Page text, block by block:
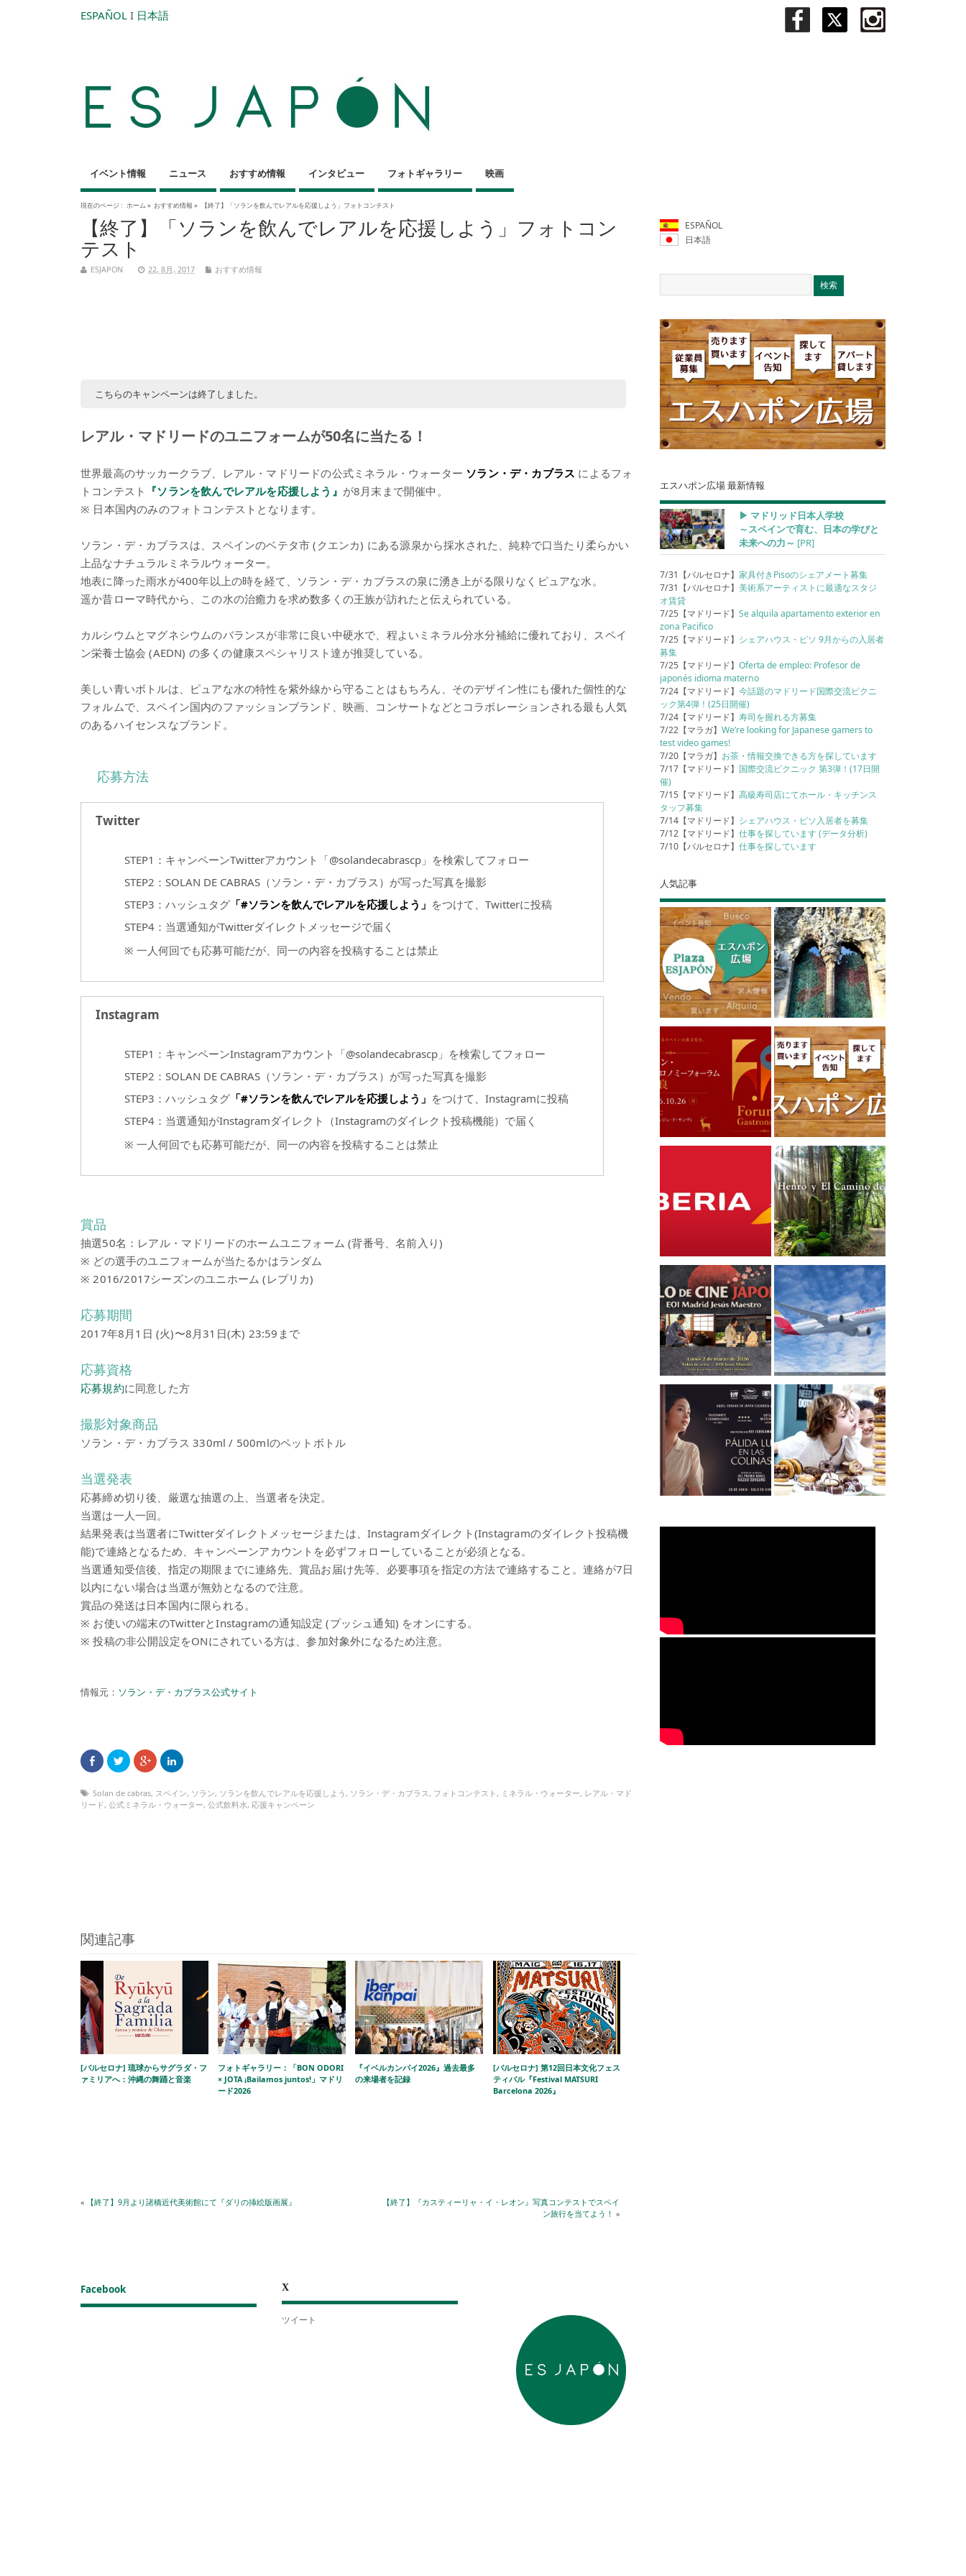
ESPAÑOL I 日本語
イベント情報 ニュース おすすめ情報 インタビュー フォトギャラリー 映画
現在のページ : ホーム » おすすめ情報 » 【終了】「ソランを飲んでレアルを応援しよう」フォトコンテスト
【終了】「ソランを飲んでレアルを応援しよう」フォトコン
テスト
ESJAPON 22, 8月, 2017 おすすめ情報
こちらのキャンペーンは終了しました。
レアル・マドリードのユニフォームが50名に当たる！
世界最高のサッカークラブ、レアル・マドリードの公式ミネラル・ウォーター ソラン・デ・カブラス によるフォ
トコンテスト 『ソランを飲んでレアルを応援しよう』 が8月末まで開催中。
※ 日本国内のみのフォトコンテストとなります。
ソラン・デ・カブラスは、スペインのベテタ市 (クエンカ) にある源泉から採水された、純粋で口当たり柔らかい
上品なナチュラルミネラルウォーター。
地表に降った雨水が400年以上の時を経て、ソラン・デ・カブラスの泉に湧き上がる限りなくピュアな水。
遥か昔ローマ時代から、この水の治癒力を求め数多くの王族が訪れたと伝えられている。
カルシウムとマグネシウムのバランスが非常に良い中硬水で、程よいミネラル分水分補給に優れており、スペイ
ン栄養士協会 (AEDN) の多くの健康スペシャリスト達が推奨している。
美しい青いボトルは、ピュアな水の特性を紫外線から守ることはもちろん、そのデザイン性にも優れた個性的な
フォルムで、スペイン国内のファッションブランド、映画、コンサートなどとコラボレーションされる最も人気
のあるハイセンスなブランド。
応募方法
Twitter
STEP1：キャンペーンTwitterアカウント「@solandecabrascp」を検索してフォロー
STEP2：SOLAN DE CABRAS（ソラン・デ・カブラス）が写った写真を撮影
STEP3：ハッシュタグ 「#ソランを飲んでレアルを応援しよう」 をつけて、Twitterに投稿
STEP4：当選通知がTwitterダイレクトメッセージで届く
※ 一人何回でも応募可能だが、同一の内容を投稿することは禁止
Instagram
STEP1：キャンペーンInstagramアカウント「@solandecabrascp」を検索してフォロー
STEP2：SOLAN DE CABRAS（ソラン・デ・カブラス）が写った写真を撮影
STEP3：ハッシュタグ 「#ソランを飲んでレアルを応援しよう」 をつけて、Instagramに投稿
STEP4：当選通知がInstagramダイレクト（Instagramのダイレクト投稿機能）で届く
※ 一人何回でも応募可能だが、同一の内容を投稿することは禁止
賞品
抽選50名：レアル・マドリードのホームユニフォーム (背番号、名前入り)
※ どの選手のユニフォームが当たるかはランダム
※ 2016/2017シーズンのユニホーム (レプリカ)
応募期間
2017年8月1日 (火)〜8月31日(木) 23:59まで
応募資格
応募規約に同意した方
撮影対象商品
ソラン・デ・カブラス 330ml / 500mlのペットボトル
当選発表
応募締め切り後、厳選な抽選の上、当選者を決定。
当選は一人一回。
結果発表は当選者にTwitterダイレクトメッセージまたは、Instagramダイレクト(Instagramのダイレクト投稿機
能)で連絡となるため、キャンペーンアカウントを必ずフォローしていることが必須となる。
当選通知受信後、指定の期限までに連絡先、賞品お届け先等、必要事項を指定の方法で連絡すること。連絡が7日
以内にない場合は当選が無効となるので注意。
賞品の発送は日本国内に限られる。
※ お使いの端末のTwitterとInstagramの通知設定 (プッシュ通知) をオンにする。
※ 投稿の非公開設定をONにされている方は、参加対象外になるため注意。
情報元： ソラン・デ・カブラス公式サイト
Solan de cabras, スペイン, ソラン, ソランを飲んでレアルを応援しよう , ソラン・デ・カブラス , フォトコンテスト , ミネラル・ウォーター, レアル・マド
リード, 公式ミネラル・ウォーター, 公式飲料水, 応援キャンペーン
関連記事
[バルセロナ] 琉球からサグラダ・フ
ァミリアへ：沖縄の舞踊と音楽
フォトギャラリー：「BON ODORI
× JOTA ¡Bailamos juntos!」マドリ
ード2026
『イベルカンパイ2026』過去最多
の来場者を記録
[バルセロナ] 第12回日本文化フェス
ティバル『Festival MATSURI
Barcelona 2026』
« 【終了】9月より諸橋近代美術館にて『ダリの挿絵版画展』
【終了】『カスティーリャ・イ・レオン』写真コンテストでスペイ
ン旅行を当てよう！ »
ESPAÑOL
日本語
エスハポン広場 最新情報
▶︎ マドリッド日本人学校
～スペインで育む、日本の学びと
未来への力～ [PR]
7/31【バルセロナ】家具付きPisoのシェアメート募集
7/31【バルセロナ】美術系アーティストに最適なスタジ
オ賃貸
7/25【マドリード】Se alquila apartamento exterior en
zona Pacifico
7/25【マドリード】 シェアハウス・ピソ 9月からの入居者
募集
7/25【マドリード】Oferta de empleo: Profesor de
japonés idioma materno
7/24【マドリード】今話題のマドリード国際交流ピクニ
ック第4弾！(25日開催)
7/24【マドリード】寿司を握れる方募集
7/22【マラガ】We’re looking for Japanese gamers to
test video games!
7/20【マラガ】 お茶・情報交換できる方を探しています
7/17【マドリード】 国際交流ピクニック 第3弾！(17日開
催)
7/15【マドリード】高級寿司店にてホール・キッチンス
タッフ募集
7/14【マドリード】 シェアハウス・ピソ入居者を募集
7/12【マドリード】仕事を探しています (データ分析)
7/10【バルセロナ】仕事を探しています
人気記事
Facebook X
ツイート